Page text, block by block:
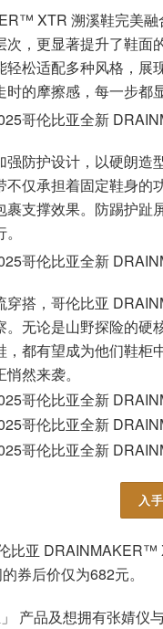
XTR 溯溪鞋完美
，更显著提升了鞋
松适配多种风格，
的摩擦感，每一步都
防护设计，以硬朗
仅承担着固定鞋身
支撑效果。防踢护
穿搭，哥伦比亚
无论是山野探险的硬
都有望成为他们鞋
然来袭。
入
比亚
券后价仅为682元。
产品及想拥有张婧